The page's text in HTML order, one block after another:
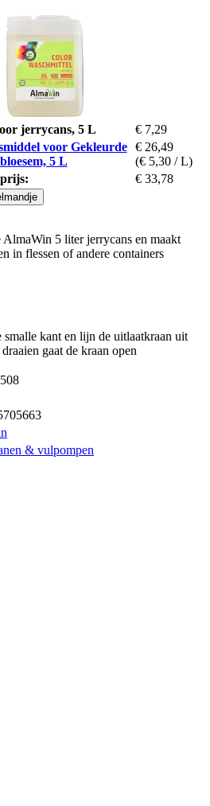
jerrycans, 5 L
€ 7,29
voor Gekleurde
5 L
€ 26,49
(€ 5,30 / L)
€ 33,78
5 liter jerrycans en maakt
in flessen of andere containers
smalle kant en lijn de uitlaatkraan uit
gaat de kraan open
& vulpompen